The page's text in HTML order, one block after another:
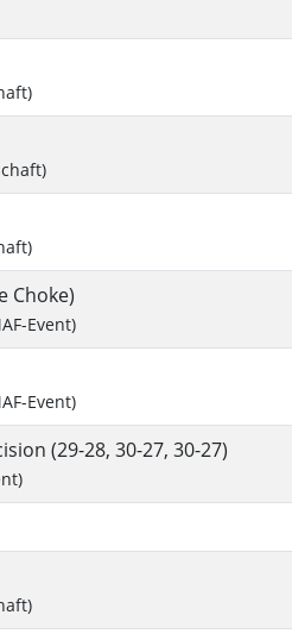
Choke)
Event)
Event)
(29-28, 30-27, 30-27)